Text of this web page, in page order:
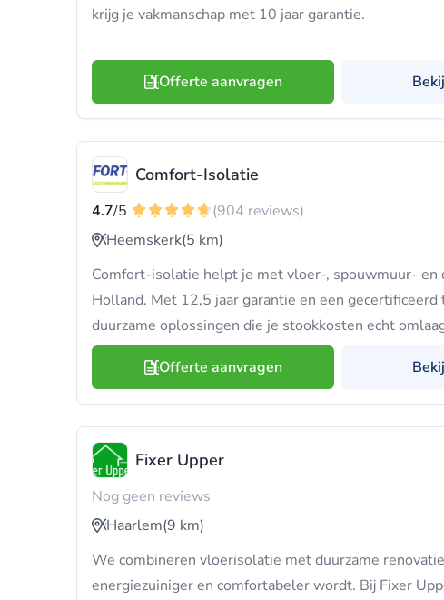
krijg je vakmanschap met 10 jaar garantie.
Offerte aanvragen
Comfort-Isolatie
4.7/5
(904 reviews)
Heemskerk(5 km)
Comfort-isolatie helpt je met vloer-, spouwmuur- en
Holland. Met 12,5 jaar garantie en een gecertificeerd
duurzame oplossingen die je stookkosten echt
Offerte aanvragen
Fixer Upper
Nog geen reviews
Haarlem(9 km)
We combineren vloerisolatie met duurzame
energiezuiniger en comfortabeler wordt. Bij Fixer